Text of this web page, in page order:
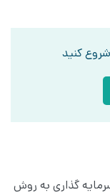
کنید
گذاری به روش